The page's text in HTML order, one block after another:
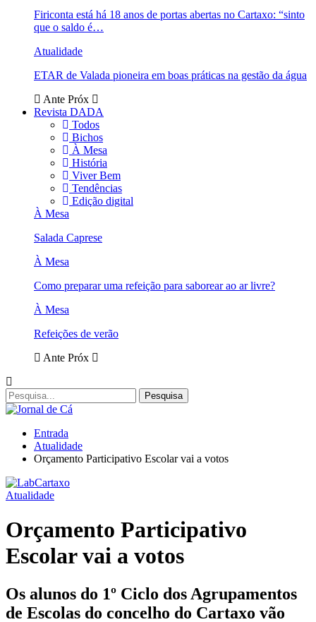
Firiconta está há 18 anos de portas abertas no Cartaxo: “sinto
que o saldo é…
Atualidade
ETAR de Valada pioneira em boas práticas na gestão da água
Ante Próx
Revista DADA
Todos
Bichos
À Mesa
História
Viver Bem
Tendências
Edição digital
À Mesa
Salada Caprese
À Mesa
Como preparar uma refeição para saborear ao ar livre?
À Mesa
Refeições de verão
Ante Próx
Entrada
Atualidade
Orçamento Participativo Escolar vai a votos
Atualidade
Orçamento Participativo
Escolar vai a votos
Os alunos do 1º Ciclo dos Agrupamentos
de Escolas do concelho do Cartaxo vão